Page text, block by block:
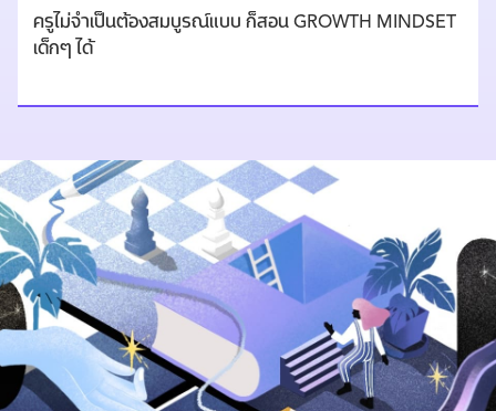
ครูไม่จำเป็นต้องสมบูรณ์แบบ ก็สอน GROWTH MINDSET
เด็กๆ ได้